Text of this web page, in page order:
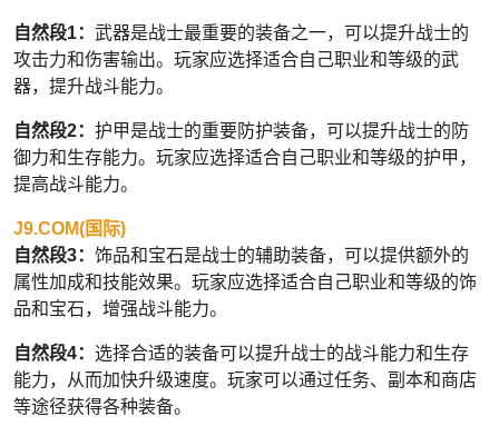
自然段1： 武器是战士最重要的装备之一，可以提升战士的
攻击力和伤害输出。玩家应选择适合自己职业和等级的武
器，提升战斗能力。
自然段2： 护甲是战士的重要防护装备，可以提升战士的防
御力和生存能力。玩家应选择适合自己职业和等级的护甲，
提高战斗能力。
J9.COM(国际)
自然段3： 饰品和宝石是战士的辅助装备，可以提供额外的
属性加成和技能效果。玩家应选择适合自己职业和等级的饰
品和宝石，增强战斗能力。
自然段4： 选择合适的装备可以提升战士的战斗能力和生存
能力，从而加快升级速度。玩家可以通过任务、副本和商店
等途径获得各种装备。